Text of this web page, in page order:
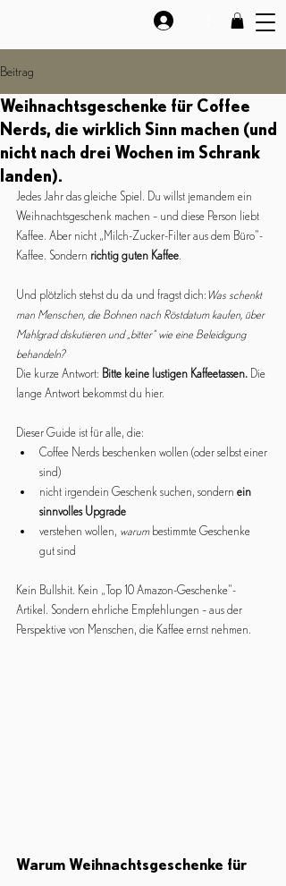
Beitrag
Weihnachtsgeschenke für Coffee
Nerds, die wirklich Sinn machen (und
nicht nach drei Wochen im Schrank
landen).
Jedes Jahr das gleiche Spiel. Du willst jemandem ein
Weihnachtsgeschenk machen – und diese Person liebt
Kaffee. Aber nicht „Milch-Zucker-Filter aus dem Büro“-
Kaffee. Sondern richtig guten Kaffee.
Und plötzlich stehst du da und fragst dich: Was schenkt
man Menschen, die Bohnen nach Röstdatum kaufen, über
Mahlgrad diskutieren und „bitter“ wie eine Beleidigung
behandeln?
Die kurze Antwort: Bitte keine lustigen Kaffeetassen. Die
lange Antwort bekommst du hier.
Dieser Guide ist für alle, die:
Coffee Nerds beschenken wollen (oder selbst einer
sind)
nicht irgendein Geschenk suchen, sondern ein
sinnvolles Upgrade
verstehen wollen, warum bestimmte Geschenke
gut sind
Kein Bullshit. Kein „Top 10 Amazon-Geschenke“-
Artikel. Sondern ehrliche Empfehlungen – aus der
Perspektive von Menschen, die Kaffee ernst nehmen.
Warum Weihnachtsgeschenke für